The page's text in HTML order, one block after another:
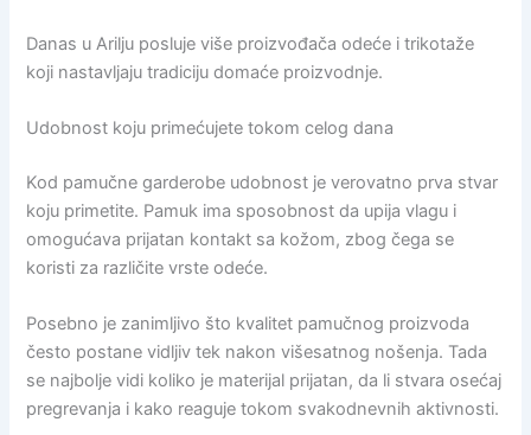
Danas u Arilju posluje više proizvođača odeće i trikotaže
koji nastavljaju tradiciju domaće proizvodnje.
Udobnost koju primećujete tokom celog dana
Kod pamučne garderobe udobnost je verovatno prva stvar
koju primetite. Pamuk ima sposobnost da upija vlagu i
omogućava prijatan kontakt sa kožom, zbog čega se
koristi za različite vrste odeće.
Posebno je zanimljivo što kvalitet pamučnog proizvoda
često postane vidljiv tek nakon višesatnog nošenja. Tada
se najbolje vidi koliko je materijal prijatan, da li stvara osećaj
pregrevanja i kako reaguje tokom svakodnevnih aktivnosti.